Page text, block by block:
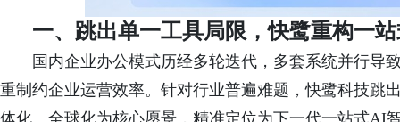
一、跳出单一工具局限，快鹭重构一
国内企业办公模式历经多轮迭代，多套系统并行导
重制约企业运营效率。针对行业普遍难题，快鹭科技跳
体化、全球化为核心愿景，精准定位为下一代一站式AI